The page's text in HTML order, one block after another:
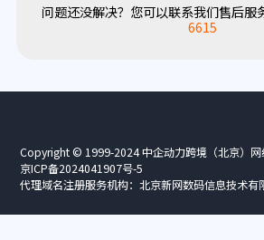
问题还没解决？您可以联系我们售后服
6615
Copyright © 1999-2024 中企动力跨境（北京）网
京ICP备2024041907号-5
代理域名注册服务机构：北京新网数码信息技术有